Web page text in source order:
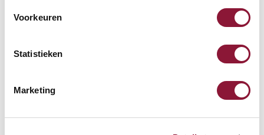
Voorkeuren
Statistieken
Marketing
Zur Vergleichsliste hinzufügen
Tiefstpreisgarantie
10 Jahre Garantie